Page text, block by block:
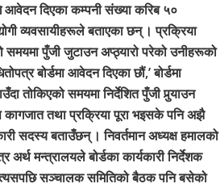
आवेदन दिएका कम्पनी संख्या करिब ५०
व्यवसायीहरूले बताएका छन् । प्रक्रिया
समयमा पुँजी जुटाउन अप्ठ्यारो परेको उनीहरूको
बोर्डमा आवेदन दिएका छौं,’ बोर्डमा
तोकिएको समयमा निर्देशित पुँजी पुर्‍याउन
तथा प्रक्रिया पूरा भइसके पनि अझै
सदस्य बताउँछन् । निवर्तमान अध्यक्ष हमालको
अर्थ मन्त्रालयले बोर्डका कार्यकारी निर्देशक
त्यसपछि सञ्चालक समितिको बैठक पनि बसेको